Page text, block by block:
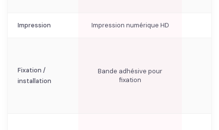
Impression Impression numérique HD
Fixation /
installation
Bande adhésive pour
fixation